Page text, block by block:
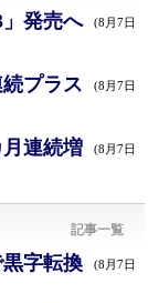
発売へ (8月7日
プラス (8月7日
連続増 (8月7日
記事一覧
字転換 (8月7日